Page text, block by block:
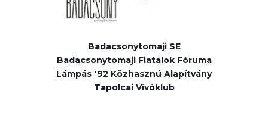
Badacsonytomaji SE
Badacsonytomaji Fiatalok Fóruma
Lámpás '92 Közhasznú Alapítvány
Tapolcai Vívóklub